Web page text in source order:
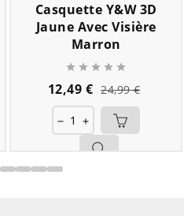
Casquette Y&W 3D
Jaune Avec Visière
Marron
    
12,49 € 24,99 €
remove add